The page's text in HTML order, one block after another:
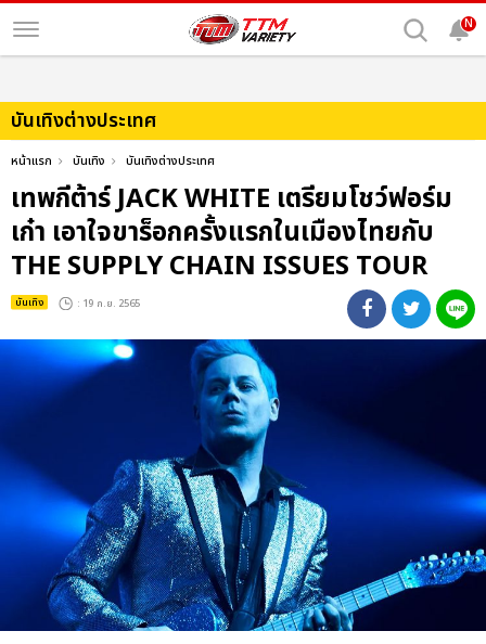
N
บันเทิงต่างประเทศ
หน้าแรก บันเทิง บันเทิงต่างประเทศ
เทพกีต้าร์ JACK WHITE เตรียมโชว์ฟอร์ม
เก๋า เอาใจขาร็อกครั้งแรกในเมืองไทยกับ
THE SUPPLY CHAIN ISSUES TOUR
บันเทิง : 19 ก.ย. 2565